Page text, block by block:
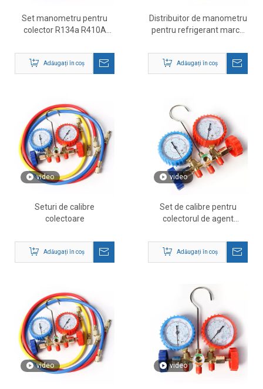
Set manometru pentru
colector R134a R410A
Adăugați în coș
Distribuitor de manometru
pentru refrigerant marca
profesional de set de
manometru pentru
colector HVAC
Adăugați în coș
video
Seturi de calibre
colectoare
Adăugați în coș
video
Set de calibre pentru
colectorul de agent
Adăugați în coș
video video